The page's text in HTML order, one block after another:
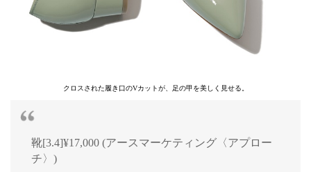
クロスされた履き口のVカットが、足の甲を美しく見せる。
靴[3.4]¥17,000 (アースマーケティング〈アプロー
チ〉)